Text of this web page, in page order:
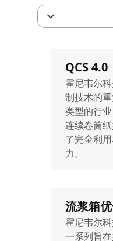
QCS 4.0
霍尼韦尔
制技术的
类型的行
连续卷筒
了完全利
力。
流浆箱
霍尼韦尔
一系列旨